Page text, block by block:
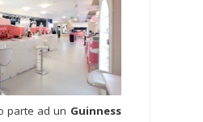
parte ad un Guinness